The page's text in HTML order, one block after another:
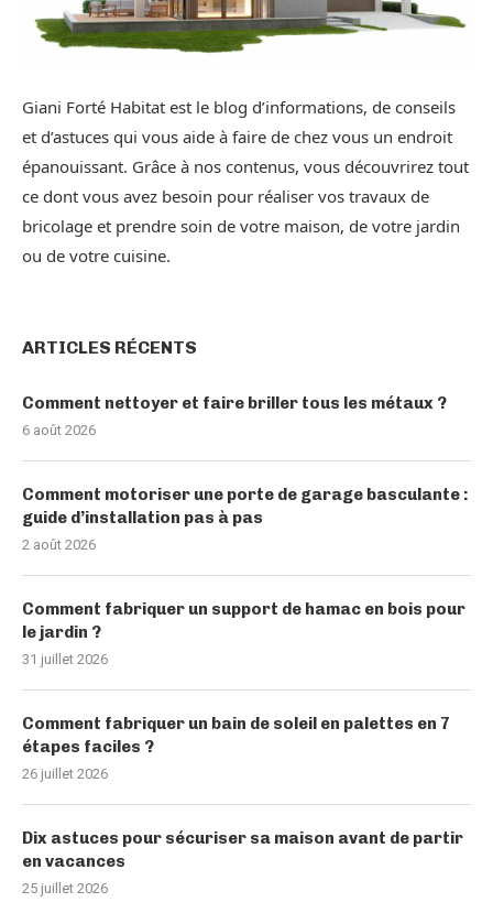
Giani Forté Habitat est le blog d’informations, de conseils
et d’astuces qui vous aide à faire de chez vous un endroit
épanouissant. Grâce à nos contenus, vous découvrirez tout
ce dont vous avez besoin pour réaliser vos travaux de
bricolage et prendre soin de votre maison, de votre jardin
ou de votre cuisine.
ARTICLES RÉCENTS
Comment nettoyer et faire briller tous les métaux ?
6 août 2026
Comment motoriser une porte de garage basculante :
guide d’installation pas à pas
2 août 2026
Comment fabriquer un support de hamac en bois pour
le jardin ?
31 juillet 2026
Comment fabriquer un bain de soleil en palettes en 7
étapes faciles ?
26 juillet 2026
Dix astuces pour sécuriser sa maison avant de partir
en vacances
25 juillet 2026